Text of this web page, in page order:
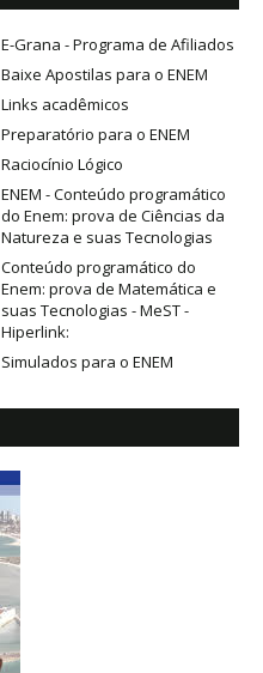
E-Grana - Programa de Afiliados
Baixe Apostilas para o ENEM
Links acadêmicos
Preparatório para o ENEM
Raciocínio Lógico
ENEM - Conteúdo programático
do Enem: prova de Ciências da
Natureza e suas Tecnologias
Conteúdo programático do
Enem: prova de Matemática e
suas Tecnologias - MeST -
Hiperlink:
Simulados para o ENEM